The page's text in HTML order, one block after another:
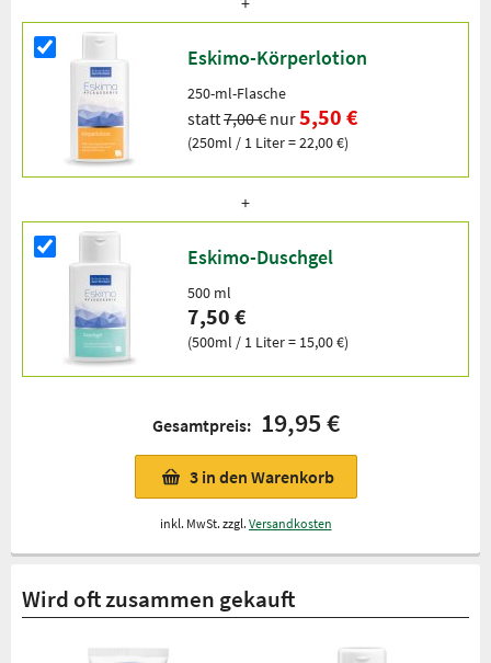
Eskimo-Körperlotion
250-ml-Flasche
statt7,00 € nur5,50 €
(250ml / 1 Liter = 22,00 €)
Eskimo-Duschgel
500 ml
7,50 €
(500ml / 1 Liter = 15,00 €)
Gesamtpreis: 19,95 €
3 in den Warenkorb
inkl. MwSt. zzgl. Versandkosten
Wird oft zusammen gekauft